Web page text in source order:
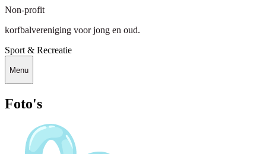
Non-profit
korfbalvereniging voor jong en oud.
Sport & Recreatie
Menu
Foto's